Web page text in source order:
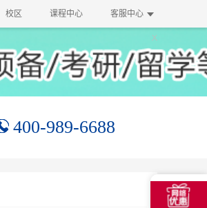
校区 课程中心 客服中心
400-989-6688
×